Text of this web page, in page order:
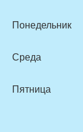
Понедельник
Среда
Пятница